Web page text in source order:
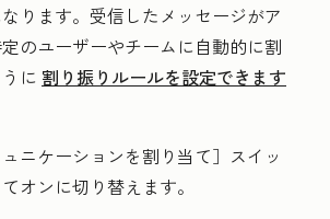
ります。受信したメッセージがア
のユーザーやチームに自動的に割
に 割り振りルールを設定できます
ニケーションを割り当て］ スイッ
オンに切り替えます。